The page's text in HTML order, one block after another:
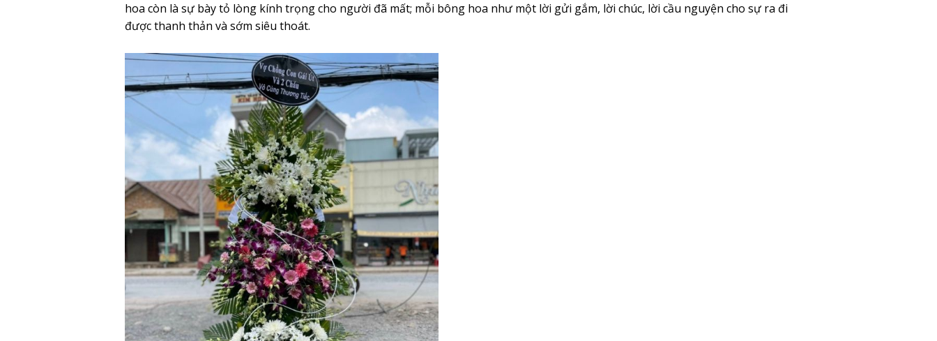
hoa còn là sự bày tỏ lòng kính trọng cho người đã mất; mỗi bông hoa như một lời gửi gắm, lời chúc, lời cầu nguyện cho sự ra đi
được thanh thản và sớm siêu thoát.